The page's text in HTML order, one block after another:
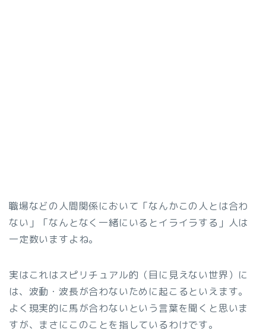
職場などの人間関係において「なんかこの人とは合わ
ない」「なんとなく一緒にいるとイライラする」人は
一定数いますよね。
実はこれはスピリチュアル的（目に見えない世界）に
は、波動・波長が合わないために起こるといえます。
よく現実的に馬が合わないという言葉を聞くと思いま
すが、まさにこのことを指しているわけです。